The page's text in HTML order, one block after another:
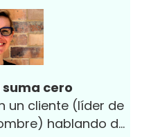
suma cero
un cliente (líder de
hablando de